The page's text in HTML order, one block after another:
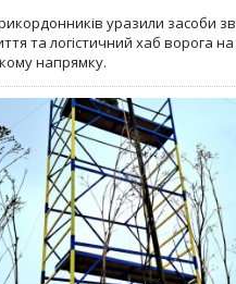
уразили засоби
та логістичний хаб ворога
напрямку.